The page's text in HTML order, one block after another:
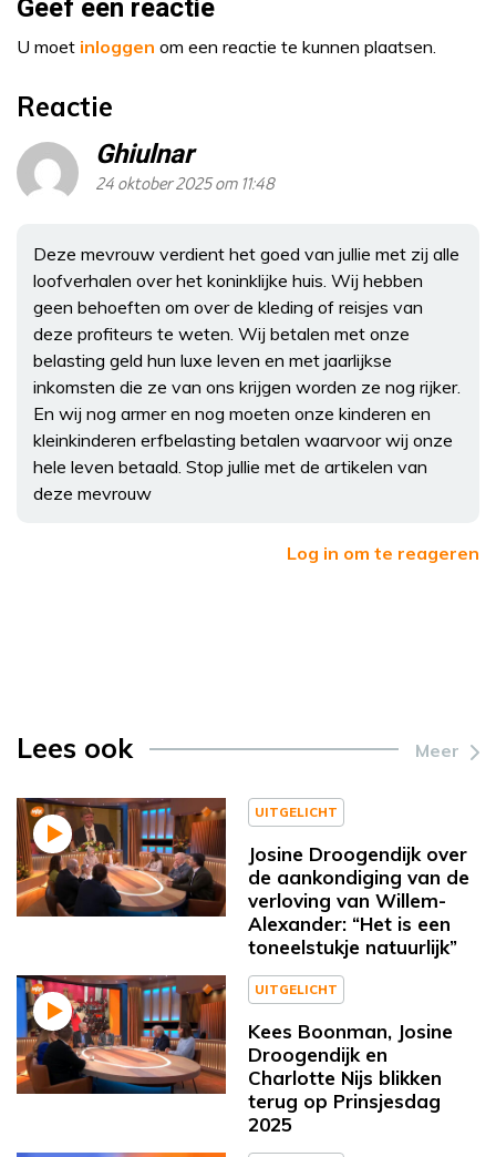
Geef een reactie
U moet inloggen om een reactie te kunnen plaatsen.
Reactie
Ghiulnar
24 oktober 2025 om 11:48
Deze mevrouw verdient het goed van jullie met zij alle
loofverhalen over het koninklijke huis. Wij hebben
geen behoeften om over de kleding of reisjes van
deze profiteurs te weten. Wij betalen met onze
belasting geld hun luxe leven en met jaarlijkse
inkomsten die ze van ons krijgen worden ze nog rijker.
En wij nog armer en nog moeten onze kinderen en
kleinkinderen erfbelasting betalen waarvoor wij onze
hele leven betaald. Stop jullie met de artikelen van
deze mevrouw
Log in om te reageren
Lees ook Meer
UITGELICHT
Josine Droogendijk over
de aankondiging van de
verloving van Willem-
Alexander: “Het is een
toneelstukje natuurlijk”
UITGELICHT
Kees Boonman, Josine
Droogendijk en
Charlotte Nijs blikken
terug op Prinsjesdag
2025